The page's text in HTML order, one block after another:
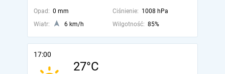
Opad: 0 mm Ciśnienie: 1008 hPa
Wiatr:
6 km/h Wilgotność: 85%
17:00
27°C